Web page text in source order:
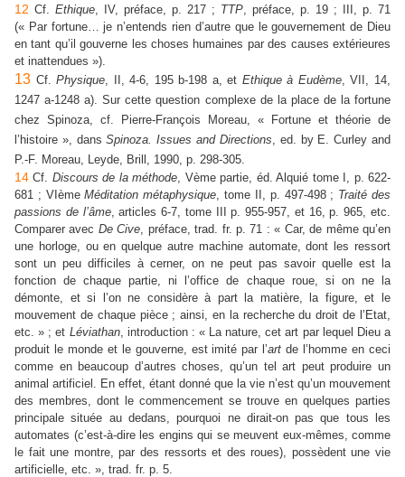
12 Cf. Ethique , IV, préface, p. 217 ; TTP , préface, p. 19 ; III, p. 71
(« Par fortune… je n’entends rien d’autre que le gouvernement de Dieu
en tant qu’il gouverne les choses humaines par des causes extérieures
et inattendues »).
13 Cf.Physique , II, 4-6, 195 b-198 a, et Ethique à Eudème, VII, 14,
1247 a-1248 a). Sur cette question complexe de la place de la fortune
chez Spinoza, cf. Pierre-François Moreau, « Fortune et théorie de
l’histoire », dansSpinoza.Issues and Directions , ed. by E. Curley and
P.-F. Moreau, Leyde, Brill, 1990, p. 298-305.
14 Cf. Discours de la méthode , Vème partie, éd. Alquié tome I, p. 622-
681 ; VIèmeMéditation métaphysique , tome II, p. 497-498 ; Traité des
passions de l’âme, articles 6-7, tome III p. 955-957, et 16, p. 965, etc.
Comparer avec De Cive , préface, trad. fr. p. 71 : « Car, de même qu’en
une horloge, ou en quelque autre machine automate, dont les ressort
sont un peu difficiles à cerner, on ne peut pas savoir quelle est la
fonction de chaque partie, ni l’office de chaque roue, si on ne la
démonte, et si l’on ne considère à part la matière, la figure, et le
mouvement de chaque pièce ; ainsi, en la recherche du droit de l’Etat,
etc. » ; et Léviathan, introduction : « La nature, cet art par lequel Dieu a
produit le monde et le gouverne, est imité par l’art de l’homme en ceci
comme en beaucoup d’autres choses, qu’un tel art peut produire un
animal artificiel. En effet, étant donné que la vie n’est qu’un mouvement
des membres, dont le commencement se trouve en quelques parties
principale située au dedans, pourquoi ne dirait-on pas que tous les
automates (c’est-à-dire les engins qui se meuvent eux-mêmes, comme
le fait une montre, par des ressorts et des roues), possèdent une vie
artificielle, etc. », trad. fr. p. 5.